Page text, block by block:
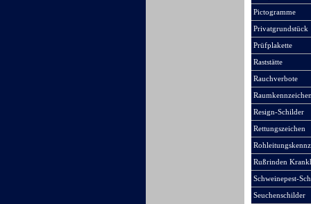
Pictogramme
Privatgrundstück
Prüfplakette
Raststätte
Rauchverbote
Raumkennzeichen
Resign-Schilder
Rettungszeichen
Rohleitungskennz.
Rußrinden
Schweinepest-
Seuchenschilder